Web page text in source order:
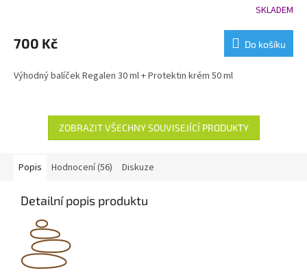
M
A
produktu
je
z
SKLADEM
700 Kč Do košíku
Výhodný balíček Regalen 30 ml + Protektin krém 50 ml
ZOBRAZIT VŠECHNY SOUVISEJÍCÍ PRODUKTY
Popis Hodnocení (56) Diskuze
Detailní popis produktu